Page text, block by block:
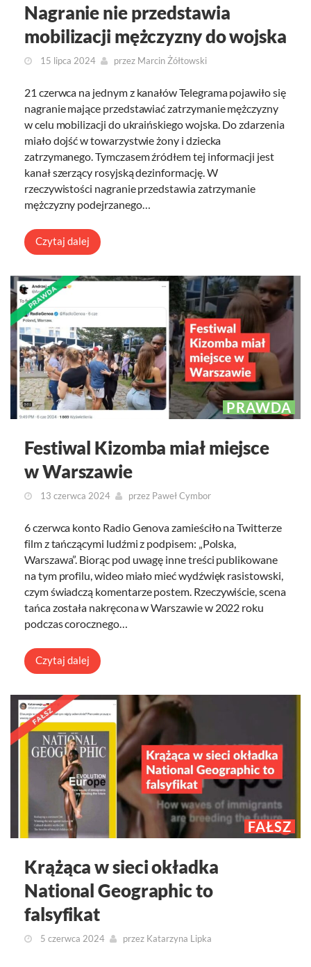
Nagranie nie przedstawia
mobilizacji mężczyzny do wojska
15 lipca 2024 przez Marcin Żółtowski
21 czerwca na jednym z kanałów Telegrama pojawiło się
nagranie mające przedstawiać zatrzymanie mężczyzny
w celu mobilizacji do ukraińskiego wojska. Do zdarzenia
miało dojść w towarzystwie żony i dziecka
zatrzymanego. Tymczasem źródłem tej informacji jest
kanał szerzący rosyjską dezinformację. W
rzeczywistości nagranie przedstawia zatrzymanie
mężczyzny podejrzanego…
Czytaj dalej
PRAWDA
Festiwal Kizomba miał miejsce
w Warszawie
13 czerwca 2024 przez Paweł Cymbor
6 czerwca konto Radio Genova zamieściło na Twitterze
film z tańczącymi ludźmi z podpisem: „Polska,
Warszawa”. Biorąc pod uwagę inne treści publikowane
na tym profilu, wideo miało mieć wydźwięk rasistowski,
czym świadczą komentarze postem. Rzeczywiście, scena
tańca została nakręcona w Warszawie w 2022 roku
podczas corocznego…
Czytaj dalej
FAŁSZ
Krążąca w sieci okładka
National Geographic to
falsyfikat
5 czerwca 2024 przez Katarzyna Lipka